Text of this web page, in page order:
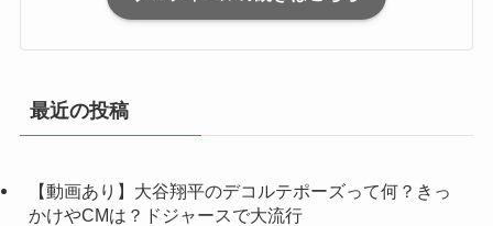
最近の投稿
【動画あり】大谷翔平のデコルテポーズって何？きっ
かけやCMは？ドジャースで大流行